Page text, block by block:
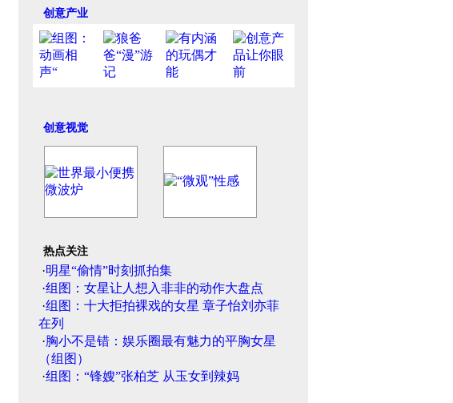
创意产业
创意视觉
热点关注
·明星“偷情”时刻抓拍集
·组图：女星让人想入非非的动作大盘点
·组图：十大拒拍裸戏的女星 章子怡刘亦菲
在列
·胸小不是错：娱乐圈最有魅力的平胸女星
（组图）
·组图：“锋嫂”张柏芝 从玉女到辣妈